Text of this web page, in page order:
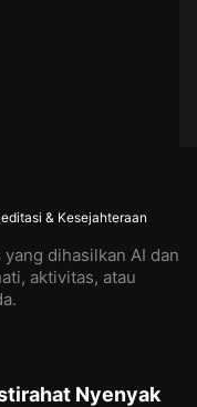
& Kesejahteraan
dihasilkan AI dan
aktivitas, atau
Nyenyak